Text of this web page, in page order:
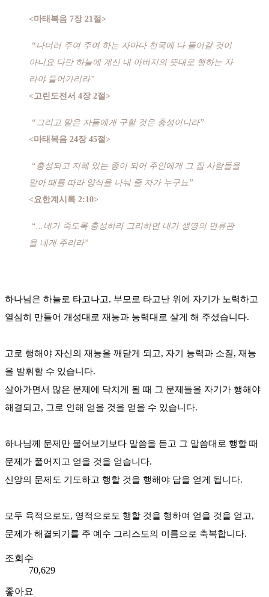
<마태복음 7장 21절>
“나더러 주여 주여 하는 자마다 천국에 다 들어갈 것이
아니요 다만 하늘에 계신 내 아버지의 뜻대로 행하는 자
라야 들어가리라”
<고린도전서 4장 2절>
“그리고 맡은 자들에게 구할 것은 충성이니라”
<마태복음 24장 45절>
“충성되고 지혜 있는 종이 되어 주인에게 그 집 사람들을
맡아 때를 따라 양식을 나눠 줄 자가 누구뇨”
<요한계시록 2:10>
“...네가 죽도록 충성하라 그리하면 내가 생명의 면류관
을 네게 주리라”
하나님은 하늘로 타고나고, 부모로 타고난 위에 자기가 노력하고
열심히 만들어 개성대로 재능과 능력대로 살게 해 주셨습니다.
고로 행해야 자신의 재능을 깨닫게 되고, 자기 능력과 소질, 재능
을 발휘할 수 있습니다.
살아가면서 많은 문제에 닥치게 될 때 그 문제들을 자기가 행해야
해결되고, 그로 인해 얻을 것을 얻을 수 있습니다.
하나님께 문제만 물어보기보다 말씀을 듣고 그 말씀대로 행할 때
문제가 풀어지고 얻을 것을 얻습니다.
신앙의 문제도 기도하고 행할 것을 행해야 답을 얻게 됩니다.
모두 육적으로도, 영적으로도 행할 것을 행하여 얻을 것을 얻고,
문제가 해결되기를 주 예수 그리스도의 이름으로 축복합니다.
조회수
70,629
좋아요